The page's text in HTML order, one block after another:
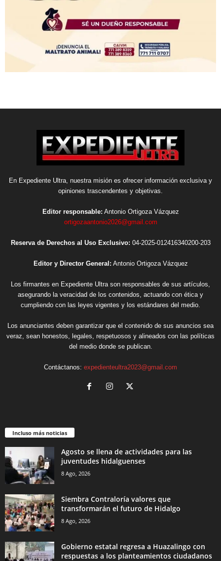
En Expediente Ultra, nuestra misión es ofrecer información exclusiva y
opiniones trascendentes y objetivas.
Editor responsable: Antonio Ortigoza Vázquez
ortigozaantonio2026@gmail.com
Reserva de Derechos al Uso Exclusivo: 04-2025-012416340200-203
Editor y Director General: Antonio Ortigoza Vázquez
Los firmantes en Expediente Ultra son responsables de sus artículos,
asegurando la veracidad de los contenidos, actuando con ética y
cumpliendo con las leyes vigentes y los estándares del medio.
Los anunciantes deben garantizar que el contenido de sus anuncios sea
veraz, sean honestos, legales, respetuosos y alineados con las políticas
del medio donde se publican.
Contáctanos: expedienteultra2023@gmail.com
Incluso más noticias
Agosto se llena de actividades para las
juventudes hidalguenses
8 Ago, 2026
Siembra Contraloría valores que
transformarán el futuro de Hidalgo
8 Ago, 2026
Gobierno estatal regresa a Huazalingo con
respuestas a los planteamientos ciudadanos